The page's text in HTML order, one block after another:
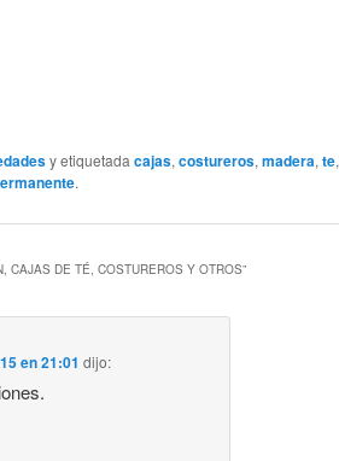
y etiquetada cajas, costureros, madera, te,
.
CAJAS DE TÉ, COSTUREROS Y OTROS”
en 21:01 dijo: